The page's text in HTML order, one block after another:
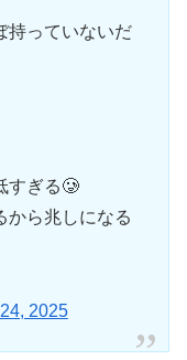
持っていないだ
すぎる🥲
から兆しになる
2025